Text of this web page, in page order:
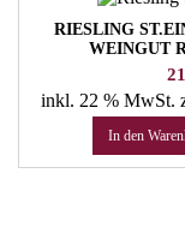
RIESLING
WEINGUT
inkl. 22 % MwSt.
In den